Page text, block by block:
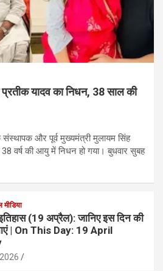
यादव का निधन, 38 साल की
और पूर्व मुख्यमंत्री मुलायम सिंह
वर्ष की आयु में निधन हो गया। बुधवार सुबह
(19 अप्रैल): जानिए इस दिन की
| On This Day: 19 April